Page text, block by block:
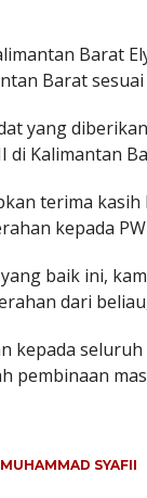
Barat
Barat
yang
Kalimantan
terima
kepada
baik ini,
dari
kepada
pembinaan
SYAFII